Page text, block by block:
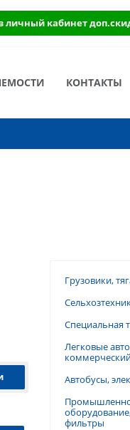
личный кабинет
КОНТАКТЫ
Грузовики,
Специальная
Легковые
Автобусы,
фильтры